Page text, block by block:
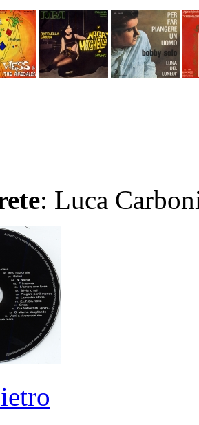
: Luca